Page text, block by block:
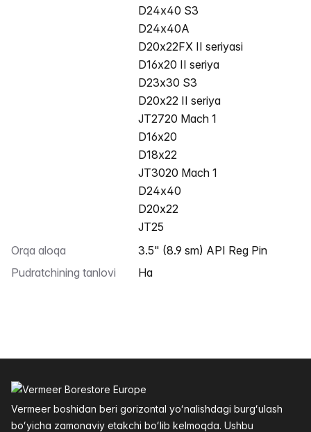
D24x40 S3
D24x40A
D20x22FX II seriyasi
D16x20 II seriya
D23x30 S3
D20x22 II seriya
JT2720 Mach 1
D16x20
D18x22
JT3020 Mach 1
D24x40
D20x22
JT25
Orqa aloqa
3.5" (8.9 sm) API Reg Pin
Pudratchining tanlovi
Ha
Vermeer boshidan beri gorizontal yoʻnalishdagi burgʻulash
boʻyicha zamonaviy etakchi boʻlib kelmoqda. Ushbu